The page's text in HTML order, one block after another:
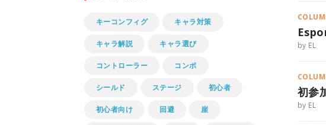
by EL
初参
by EL
キーコンフィグ キャラ対策
キャラ解説 キャラ選び
コントローラー コンボ
シールド ステージ 初心者
初心者向け 回避 崖